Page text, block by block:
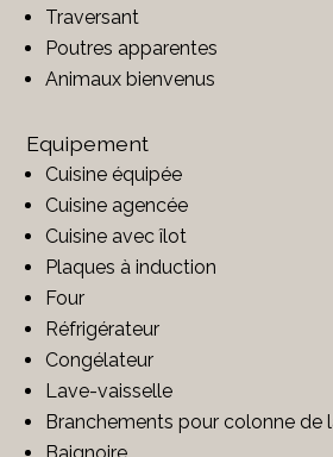
Traversant
Poutres apparentes
Animaux bienvenus
Equipement
Cuisine équipée
Cuisine agencée
Cuisine avec îlot
Plaques à induction
Four
Réfrigérateur
Congélateur
Lave-vaisselle
Branchements pour colonne de